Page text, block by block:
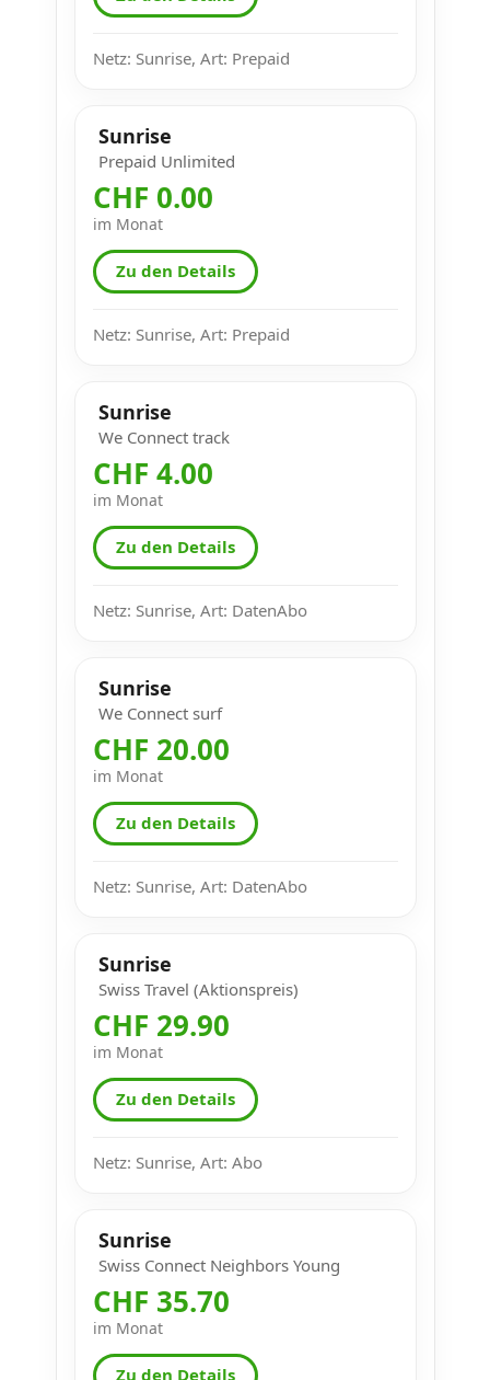
Netz: Sunrise, Art: Prepaid
Sunrise
Prepaid Unlimited
CHF 0.00
im Monat
Zu den Details
Netz: Sunrise, Art: Prepaid
Sunrise
We Connect track
CHF 4.00
im Monat
Zu den Details
Netz: Sunrise, Art: DatenAbo
Sunrise
We Connect surf
CHF 20.00
im Monat
Zu den Details
Netz: Sunrise, Art: DatenAbo
Sunrise
Swiss Travel (Aktionspreis)
CHF 29.90
im Monat
Zu den Details
Netz: Sunrise, Art: Abo
Sunrise
Swiss Connect Neighbors Young
CHF 35.70
im Monat
Zu den Details